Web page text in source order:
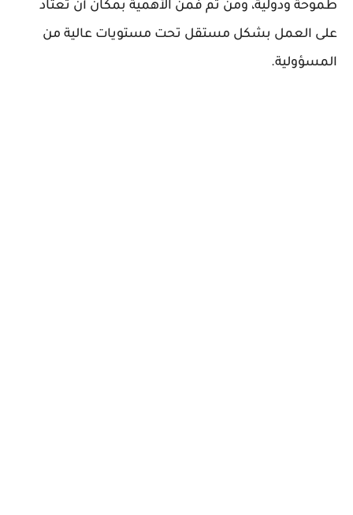
طموحة ودولية، ومن ثم فمن الأهمية بمكان أن تعتاد
على العمل بشكل مستقل تحت مستويات عالية من
المسؤولية.